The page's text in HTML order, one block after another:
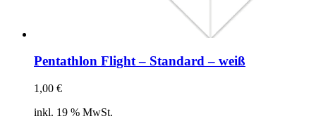
Pentathlon Flight – Standard – weiß
1,00 €
inkl. 19 % MwSt.